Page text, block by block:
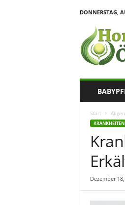
DONNERSTAG,
m
o
r
Start
KRANKHEITEN
Dezember